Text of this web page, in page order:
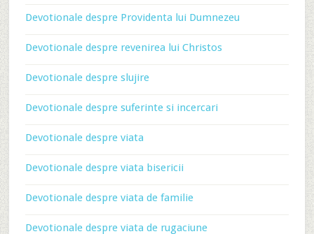
Devotionale despre Providenta lui Dumnezeu
Devotionale despre revenirea lui Christos
Devotionale despre slujire
Devotionale despre suferinte si incercari
Devotionale despre viata
Devotionale despre viata bisericii
Devotionale despre viata de familie
Devotionale despre viata de rugaciune